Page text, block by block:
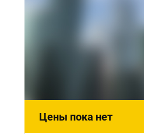
Цены пока нет